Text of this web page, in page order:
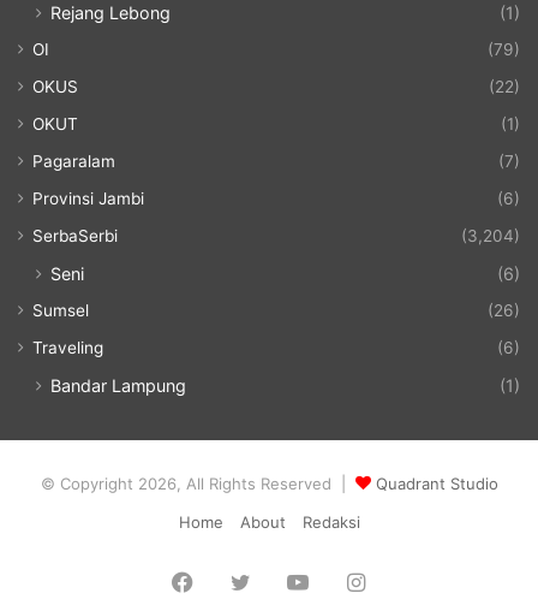
Rejang Lebong (1)
OI
(79)
OKUS
(22)
OKUT
(1)
Pagaralam
(7)
Provinsi Jambi
(6)
SerbaSerbi
(3,204)
Seni (6)
Sumsel
(26)
Traveling
(6)
Bandar Lampung (1)
© Copyright 2026, All Rights Reserved |
Quadrant Studio
Home
About Redaksi
Facebook
Twitter YouTubeInstagram